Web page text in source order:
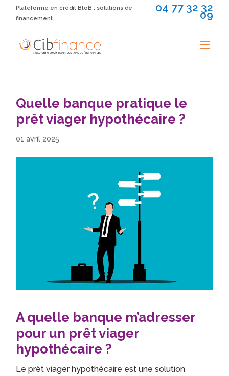
Plateforme en crédit BtoB : solutions de
financement
04 77 32 32
09
Quelle banque pratique le
prêt viager hypothécaire ?
01 avril 2025
A quelle banque m’adresser
pour un prêt viager
hypothécaire ?
Le prêt viager hypothécaire est une solution